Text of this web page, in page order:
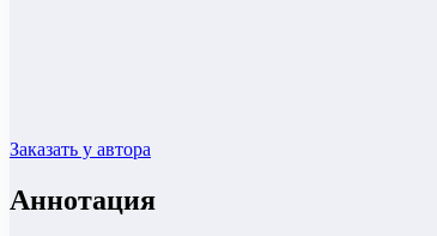
Заказать у автора
Аннотация